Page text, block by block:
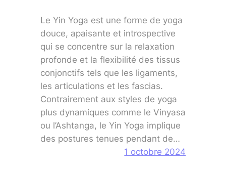
Le Yin Yoga est une forme de yoga
douce, apaisante et introspective
qui se concentre sur la relaxation
profonde et la flexibilité des tissus
conjonctifs tels que les ligaments,
les articulations et les fascias.
Contrairement aux styles de yoga
plus dynamiques comme le Vinyasa
ou l’Ashtanga, le Yin Yoga implique
des postures tenues pendant de…
1 octobre 2024